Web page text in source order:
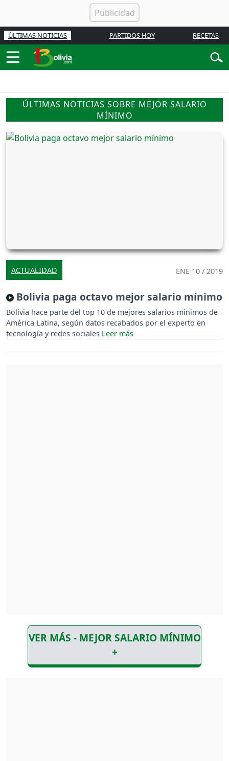
ÚLTIMAS NOTICIAS PARTIDOS HOY RECETAS
ÚLTIMAS NOTICIAS SOBRE MEJOR SALARIO
MÍNIMO
ACTUALIDAD ENE 10 / 2019
Bolivia paga octavo mejor salario mínimo
Bolivia hace parte del top 10 de mejores salarios mínimos de
América Latina, según datos recabados por el experto en
tecnología y redes sociales
VER MÁS - MEJOR SALARIO MÍNIMO
+